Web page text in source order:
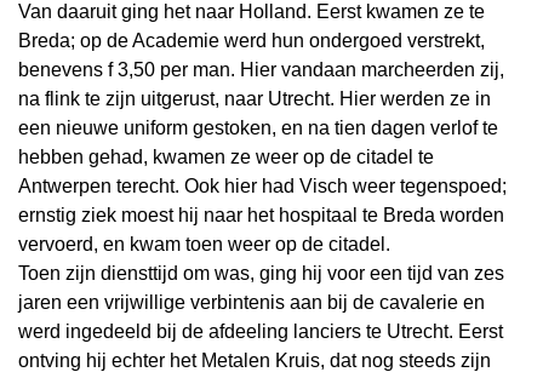
Van daaruit ging het naar Holland. Eerst kwamen ze te
Breda; op de Academie werd hun ondergoed verstrekt,
benevens f 3,50 per man. Hier vandaan marcheerden zij,
na flink te zijn uitgerust, naar Utrecht. Hier werden ze in
een nieuwe uniform gestoken, en na tien dagen verlof te
hebben gehad, kwamen ze weer op de citadel te
Antwerpen terecht. Ook hier had Visch weer tegenspoed;
ernstig ziek moest hij naar het hospitaal te Breda worden
vervoerd, en kwam toen weer op de citadel.
Toen zijn diensttijd om was, ging hij voor een tijd van zes
jaren een vrijwillige verbintenis aan bij de cavalerie en
werd ingedeeld bij de afdeeling lanciers te Utrecht. Eerst
ontving hij echter het Metalen Kruis, dat nog steeds zijn